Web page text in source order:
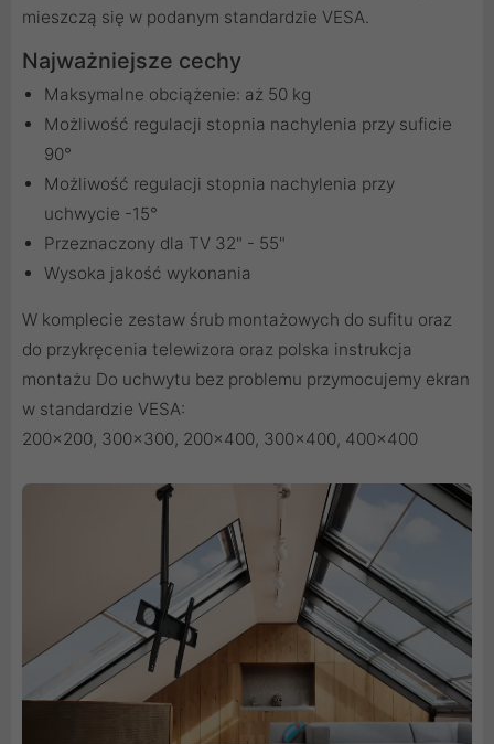
mieszczą się w podanym standardzie VESA.
Najważniejsze cechy
Maksymalne obciążenie: aż 50 kg
Możliwość regulacji stopnia nachylenia przy suficie
90°
Możliwość regulacji stopnia nachylenia przy
uchwycie -15°
Przeznaczony dla TV 32" - 55"
Wysoka jakość wykonania
W komplecie zestaw śrub montażowych do sufitu oraz
do przykręcenia telewizora oraz polska instrukcja
montażu Do uchwytu bez problemu przymocujemy ekran
w standardzie VESA:
200x200, 300x300, 200x400, 300x400, 400x400